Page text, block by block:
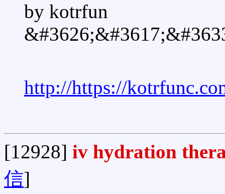
by kotrfun
http://https://
[12928] iv hydration
信]